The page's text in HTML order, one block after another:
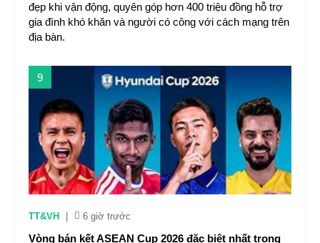
đẹp khi vận động, quyên góp hơn 400 triệu đồng hỗ trợ
gia đình khó khăn và người có công với cách mạng trên
địa bàn.
9
TT&VH 6 giờ trước
Vòng bán kết ASEAN Cup 2026 đặc biệt nhất trong